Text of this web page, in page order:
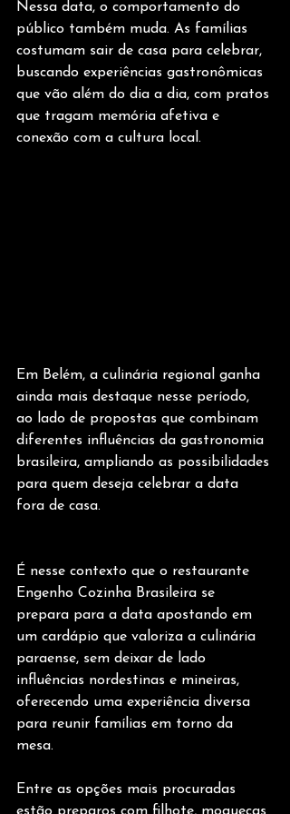
Nessa data, o comportamento do
público também muda. As famílias
costumam sair de casa para celebrar,
buscando experiências gastronômicas
que vão além do dia a dia, com pratos
que tragam memória afetiva e
conexão com a cultura local.
Em Belém, a culinária regional ganha
ainda mais destaque nesse período,
ao lado de propostas que combinam
diferentes influências da gastronomia
brasileira, ampliando as possibilidades
para quem deseja celebrar a data
fora de casa.
É nesse contexto que o restaurante
Engenho Cozinha Brasileira se
prepara para a data apostando em
um cardápio que valoriza a culinária
paraense, sem deixar de lado
influências nordestinas e mineiras,
oferecendo uma experiência diversa
para reunir famílias em torno da
mesa.
Entre as opções mais procuradas